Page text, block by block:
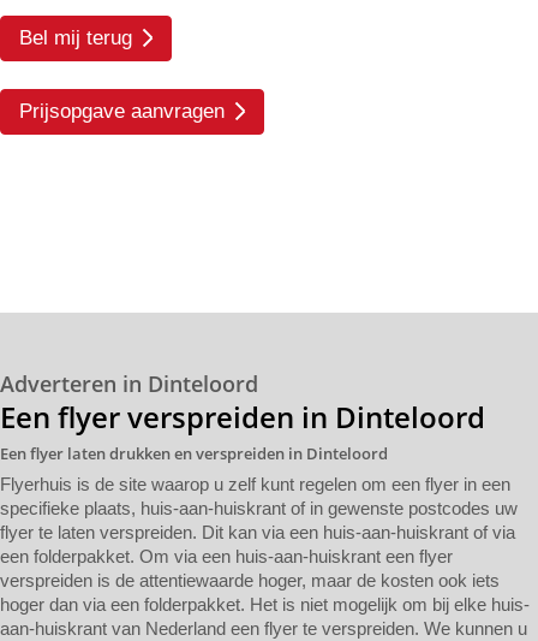
Bel mij terug
Prijsopgave aanvragen
Adverteren in Dinteloord
Een flyer verspreiden in Dinteloord
Een flyer laten drukken en verspreiden in Dinteloord
Flyerhuis is de site waarop u zelf kunt regelen om een flyer in een
specifieke plaats, huis-aan-huiskrant of in gewenste postcodes uw
flyer te laten verspreiden. Dit kan via een huis-aan-huiskrant of via
een folderpakket. Om via een huis-aan-huiskrant een flyer
verspreiden is de attentiewaarde hoger, maar de kosten ook iets
hoger dan via een folderpakket. Het is niet mogelijk om bij elke huis-
aan-huiskrant van Nederland een flyer te verspreiden. We kunnen u